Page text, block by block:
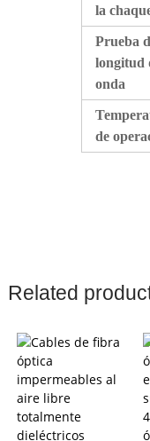
la
Prueba
longitud
onda
de
Related